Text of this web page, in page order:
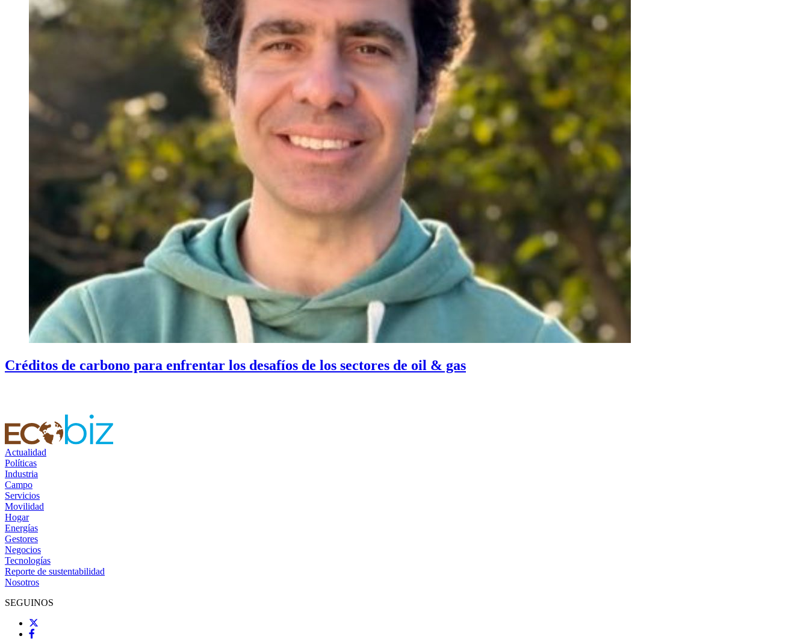
Créditos de carbono para enfrentar los desafíos de los sectores de oil & gas
Actualidad
Políticas
Industria
Campo
Servicios
Movilidad
Hogar
Energías
Gestores
Negocios
Tecnologías
Reporte de sustentabilidad
Nosotros
SEGUINOS